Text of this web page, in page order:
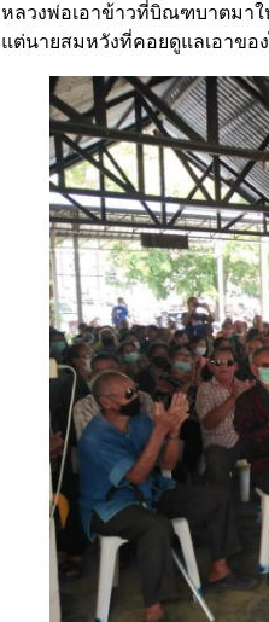
หลวงพ่อเอาข้าวที่บิณฑบาตมาใ
แต่นายสมหวังที่คอยดูแลเอาขอ